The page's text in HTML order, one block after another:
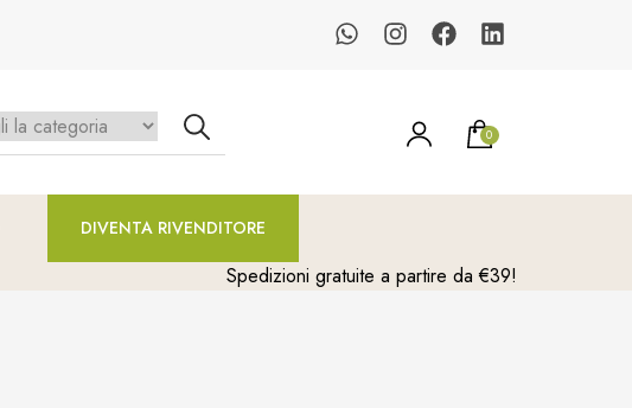
0
DIVENTA RIVENDITORE
Spedizioni gratuite a partire da €39!